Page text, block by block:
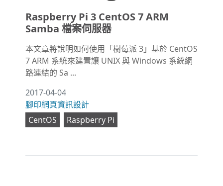
Raspberry Pi 3 CentOS 7 ARM
Samba 檔案伺服器
本文章將說明如何使用「樹莓派 3」基於 CentOS
7 ARM 系統來建置讓 UNIX 與 Windows 系統網
路連結的 Sa ...
2017-04-04
腳印網頁資訊設計
CentOS
Raspberry Pi